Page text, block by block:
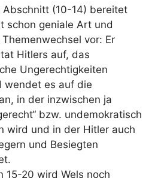
Abschnitt (10-14) bereitet
schon geniale Art und
vor: Er
Hitlers auf, das
Ungerechtigkeiten
wendet es auf die
in der inzwischen ja
bzw. undemokratisch
wird und in der Hitler auch
und Besiegten
15-20 wird Wels noch